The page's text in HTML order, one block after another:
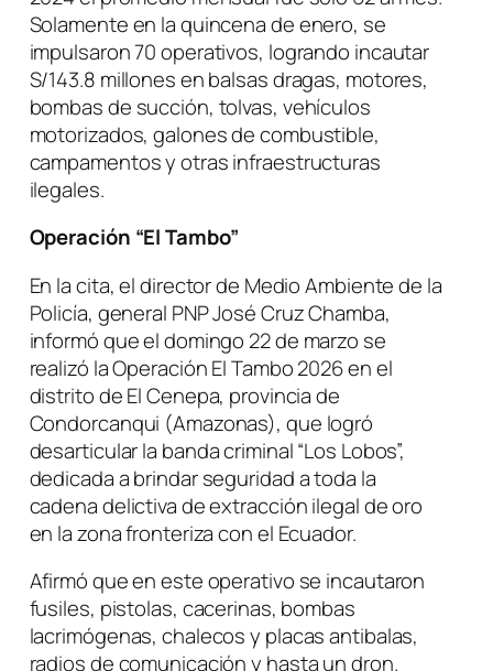
Solamente en la quincena de enero, se
impulsaron 70 operativos, logrando incautar
S/143.8 millones en balsas dragas, motores,
bombas de succión, tolvas, vehículos
motorizados, galones de combustible,
campamentos y otras infraestructuras
ilegales.
Operación “El Tambo”
En la cita, el director de Medio Ambiente de la
Policía, general PNP José Cruz Chamba,
informó que el domingo 22 de marzo se
realizó la Operación El Tambo 2026 en el
distrito de El Cenepa, provincia de
Condorcanqui (Amazonas), que logró
desarticular la banda criminal “Los Lobos”,
dedicada a brindar seguridad a toda la
cadena delictiva de extracción ilegal de oro
en la zona fronteriza con el Ecuador.
Afirmó que en este operativo se incautaron
fusiles, pistolas, cacerinas, bombas
lacrimógenas, chalecos y placas antibalas,
radios de comunicación y hasta un dron.